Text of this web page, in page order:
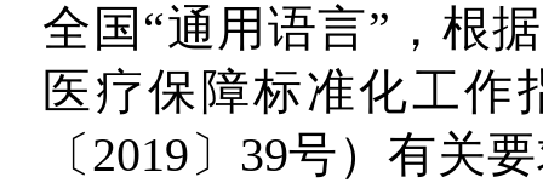
全国“通用语言”，根
医疗保障标准化工作
〔2019〕39号）有关